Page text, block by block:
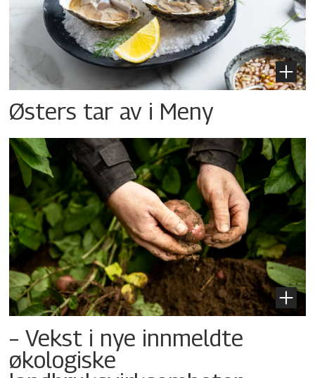
Østers tar av i Meny
– Vekst i nye innmeldte
økologiske